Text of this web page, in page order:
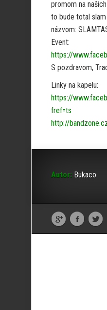
promom na
to bude total
názvom:
Event:
https://
S pozdravom,
Linky na kapelu:
https://
fref=ts
http://
Autor: Bukaco